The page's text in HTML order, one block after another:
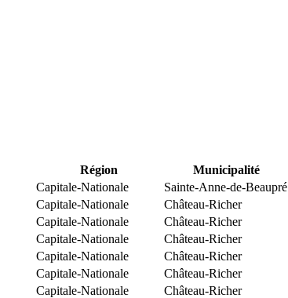
Région Municipalité
Capitale-Nationale
Sainte-Anne-de-Beaupré
Capitale-Nationale
Château-Richer
Capitale-Nationale
Château-Richer
Capitale-Nationale
Château-Richer
Capitale-Nationale
Château-Richer
Capitale-Nationale
Château-Richer
Capitale-Nationale
Château-Richer